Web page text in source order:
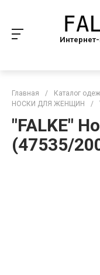
Главная / Каталог
НОСКИ ДЛЯ ЖЕНЩИН
/
"FALKE"
(47535/